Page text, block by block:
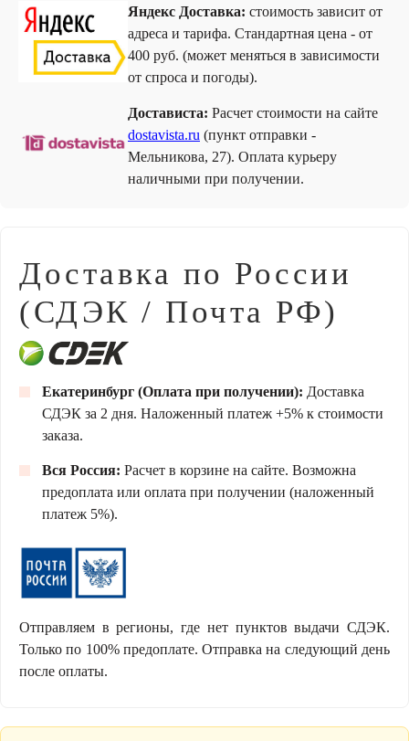
Яндекс Доставка: стоимость зависит от
адреса и тарифа. Стандартная цена - от
400 руб. (может меняться в зависимости
от спроса и погоды).
Достависта: Расчет стоимости на сайте
dostavista.ru (пункт отправки -
Мельникова, 27). Оплата курьеру
наличными при получении.
Доставка по России
(СДЭК / Почта РФ)
Екатеринбург (Оплата при получении): Доставка
СДЭК за 2 дня. Наложенный платеж +5% к стоимости
заказа.
Вся Россия: Расчет в корзине на сайте. Возможна
предоплата или оплата при получении (наложенный
платеж 5%).
Отправляем в регионы, где нет пунктов выдачи СДЭК.
Только по 100% предоплате. Отправка на следующий день
после оплаты.